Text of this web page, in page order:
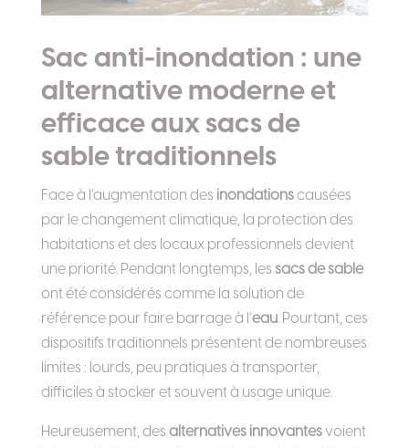
Sac anti-inondation : une
alternative moderne et
efficace aux sacs de
sable traditionnels
Face à l’augmentation des inondationscausées
par le changement climatique, la protection des
habitations et des locaux professionnels devient
une priorité. Pendant longtemps, les sacs de sable
ont été considérés comme la solution de
référence pour faire barrage à l’eau. Pourtant, ces
dispositifs traditionnels présentent de nombreuses
limites : lourds, peu pratiques à transporter,
difficiles à stocker et souvent à usage unique.
Heureusement, des alternatives innovantesvoient